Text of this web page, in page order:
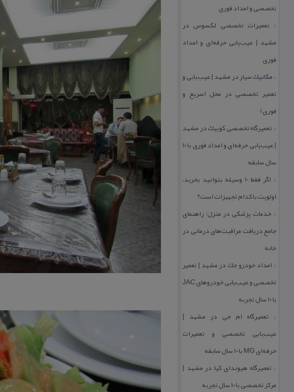
تخصصی و امداد فوری
:: تعمیرات تخصصی لكسوس در
مشهد | عیب‌یابی حرفه‌ای و امداد
فوری
:: مكانیك سیار در مشهد | عیب‌یابی و
تعمیر تخصصی در محل (سریع و
فوری)
:: تعمیرگاه تخصصی كوییك در مشهد
| عیب‌یابی حرفه‌ای و امداد فوری با ۱۰
سال سابقه
::
اگر فقط 10 وسیله بتوانید بخرید،
اولویت با كدام تجهیزات است؟
:: خدمات پزشكی در منزل؛ راهنمای
جامع دریافت مراقبت‌های درمانی در
خانه
:: امداد خودرو جك در مشهد | تعمیر
تخصصی و عیب‌یابی خودروهای JAC
با ۱۰ سال تجربه
:: تعمیرگاه ام جی در مشهد |
عیب‌یابی تخصصی و تعمیرات
حرفه‌ای MG با ۱۰ سال سابقه
:: تعمیرگاه هیوندای كیا در مشهد |
مركز تخصصی با ۱۰ سال تجربه